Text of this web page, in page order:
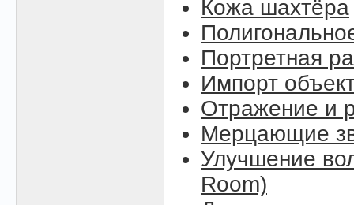
Кожа шахтёра
Портретная
Импорт
Отражение и
Мерцающие
Улучшение
Room)